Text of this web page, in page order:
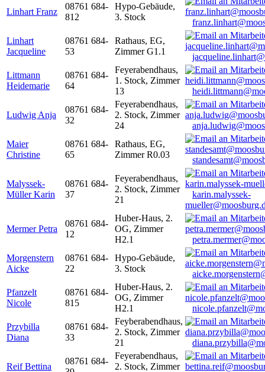
Linhart Franz
08761 684-
812
Hypo-Gebäude,
3. Stock
Linhart
Jacqueline
08761 684-
53
Rathaus, EG,
Zimmer G1.1
Littmann
Heidemarie
08761 684-
64
Feyerabendhaus,
1. Stock, Zimmer
13
Ludwig Anja
08761 684-
32
Feyerabendhaus,
2. Stock, Zimmer
24
Maier
Christine
08761 684-
65
Rathaus, EG,
Zimmer R0.03
Malyssek-
Müller Karin
08761 684-
37
Feyerabendhaus,
2. Stock, Zimmer
21
karin.malyssek-
Mermer Petra
08761 684-
12
Huber-Haus, 2.
OG, Zimmer
H2.1
Morgenstern
Aicke
08761 684-
22
Hypo-Gebäude,
3. Stock
Pfanzelt
Nicole
08761 684-
815
Huber-Haus, 2.
OG, Zimmer
H2.1
Przybilla
Diana
08761 684-
33
Feyberabendhaus,
2. Stock, Zimmer
21
Reif Bettina
08761 684-
Feyerabendhaus,
2. Stock, Zimmer